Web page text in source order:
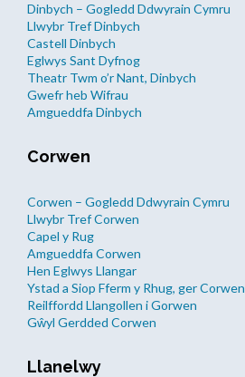
Dinbych – Gogledd Ddwyrain Cymru
Llwybr Tref Dinbych
Castell Dinbych
Eglwys Sant Dyfnog
Theatr Twm o’r Nant, Dinbych
Gwefr heb Wifrau
Amgueddfa Dinbych
Corwen
Corwen – Gogledd Ddwyrain Cymru
Llwybr Tref Corwen
Capel y Rug
Amgueddfa Corwen
Hen Eglwys Llangar
Ystad a Siop Fferm y Rhug, ger Corwen
Reilffordd Llangollen i Gorwen
Gŵyl Gerdded Corwen
Llanelwy